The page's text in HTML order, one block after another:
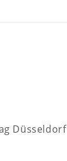
Düsseldorf